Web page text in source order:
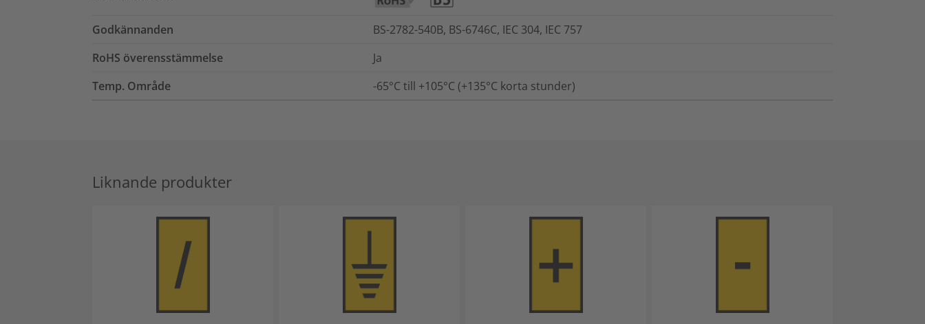
Godkännanden
BS-2782-540B, BS-6746C, IEC 304, IEC 757
RoHS överensstämmelse
Ja
Temp. Område
-65°C till +105°C (+135°C korta stunder)
Liknande produkter